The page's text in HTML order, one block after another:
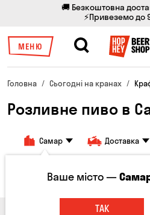
🚚 Безкоштовна
⚡Привеземо до
МЕНЮ
Головна Сьогодні на кранах
Розливне пиво в
Самар Доставка
Всі товари Пиво Сидр
Ваше місто —
ТАК